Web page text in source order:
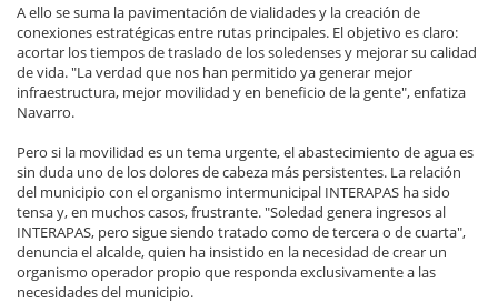
A ello se suma la pavimentación de vialidades y la creación de
conexiones estratégicas entre rutas principales. El objetivo es claro:
acortar los tiempos de traslado de los soledenses y mejorar su calidad
de vida. "La verdad que nos han permitido ya generar mejor
infraestructura, mejor movilidad y en beneficio de la gente", enfatiza
Navarro.
Pero si la movilidad es un tema urgente, el abastecimiento de agua es
sin duda uno de los dolores de cabeza más persistentes. La relación
del municipio con el organismo intermunicipal INTERAPAS ha sido
tensa y, en muchos casos, frustrante. "Soledad genera ingresos al
INTERAPAS, pero sigue siendo tratado como de tercera o de cuarta",
denuncia el alcalde, quien ha insistido en la necesidad de crear un
organismo operador propio que responda exclusivamente a las
necesidades del municipio.